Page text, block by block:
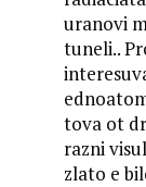
uranovi
tuneli..
tova ot
razni
zlato e